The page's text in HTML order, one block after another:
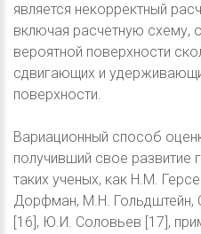
является некорректный
включая расчетную схему,
вероятной поверхности
сдвигающих и
поверхности.
Вариационный способ
получивший свое развитие
таких ученых, как Н.М.
Дорфман, М.Н.
[16], Ю.И. Соловьев [17],